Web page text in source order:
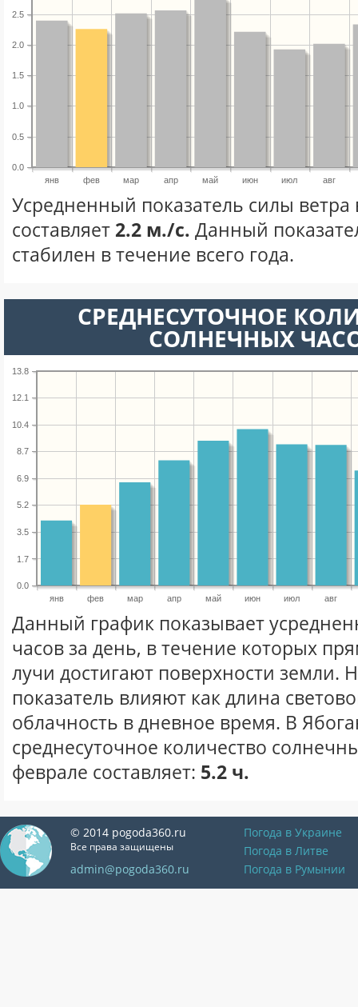
янв фев мар апр май июн июл авг
0.0
0.5
1.0
1.5
2.0
2.5
Усредненный показатель силы ветра
составляет 2.2 м./с. Данный
стабилен в течение всего года.
СРЕДНЕСУТОЧНОЕ
СОЛНЕЧНЫХ
янв фев мар апр май июн июл авг
0.0
1.7
3.5
5.2
6.9
8.7
10.4
12.1
13.8
Данный график показывает
часов за день, в течение которых
лучи достигают поверхности земли.
показатель влияют как длина
облачность в дневное время. В
среднесуточное количество
феврале составляет: 5.2 ч.
© 2014 pogoda360.ru
Все права защищены
admin@pogoda360.ru
Погода в Украине
Погода в Литве
Погода в Румынии